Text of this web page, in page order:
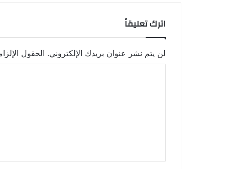
اترك تعليقاً
لن يتم نشر عنوان بريدك الإلكتروني. الحقول
ق